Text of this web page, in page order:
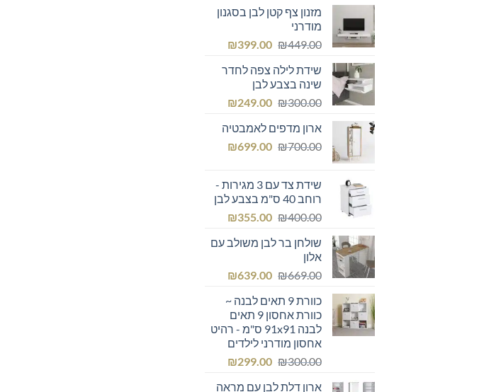
היה:
הוא:
מזנון צף קטן לבן בסגנון
מודרני
₪449.00
המחיר
היה:
₪449.00.
₪399.00
המחיר
הוא:שידת לילה צפה לחדר
שינה בצבע לבן
₪300.00
המחיר
היה:
₪300.00.
₪249.00
המחיר
הוא:
₪249.00.
ארון מדפים לאמבטיה
₪700.00
המחיר
₪700.00.
₪699.00
המחיר
₪699.00.שידת צד עם 3 מגירות -
רוחב 40 ס"מ בצבע לבן
₪400.00
המחיר
היה:
₪355.00
המחיר
הוא:
שולחן בר לבן משולב עם
אלון
₪669.00
המחיר
היה:
₪669.00.
₪639.00
המחיר
הוא:כוורת 9 תאים לבנה ~
כוורת אחסון 9 תאים
לבנה 91x91 ס"מ - רהיט
אחסון מודרני לילדים
₪300.00
המחיר ₪299.00
המחיר
ארון דלת לבן עם מראה